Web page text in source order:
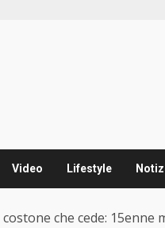
Video Lifestyle
che cede: 15enne